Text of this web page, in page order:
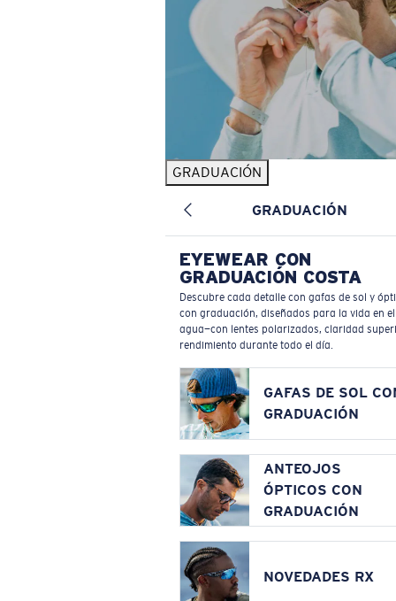
GRADUACIÓN
GRADUACIÓN
EYEWEAR CON
GRADUACIÓN COSTA
Descubre cada detalle con gafas de sol y
con graduación, diseñados para la vida en el
agua—con lentes polarizados, claridad
rendimiento durante todo el día.
GAFAS DE SOL
GRADUACIÓN
ANTEOJOS
ÓPTICOS CON
GRADUACIÓN
NOVEDADES RX